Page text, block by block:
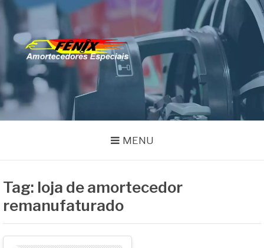
Pular
conteúdo
FENIX
AMORTECEDORES
Especialistas em Remanufatura de Amortecedores
MENU
Tag: loja de amortecedor
remanufaturado